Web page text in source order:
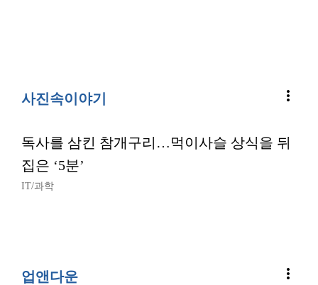
사진속이야기 more_vert
독사를 삼킨 참개구리…먹이사슬 상식을 뒤
집은 ‘5분’
IT/과학
업앤다운 more_vert